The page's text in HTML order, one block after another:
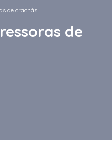
de crachás
de